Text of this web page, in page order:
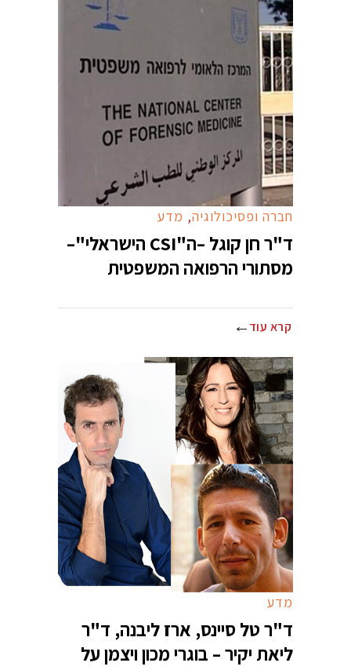
חברה ופסיכולוגיה, מדע
ד"ר חן קוגל –ה"CSI הישראלי"–
מסתורי הרפואה המשפטית
קרא עוד
מדע
ד"ר טל סיינס, ארז ליבנה, ד"ר
ליאת יקיר – בוגרי מכון ויצמן על